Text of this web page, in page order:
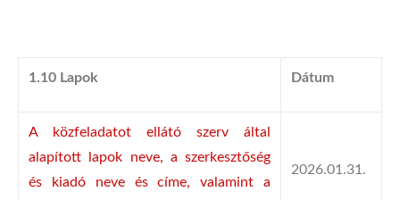
1.10 Lapok Dátum
A közfeladatot ellátó szerv által
alapított lapok neve, a szerkesztőség
és kiadó neve és címe, valamint a
2026.01.31.